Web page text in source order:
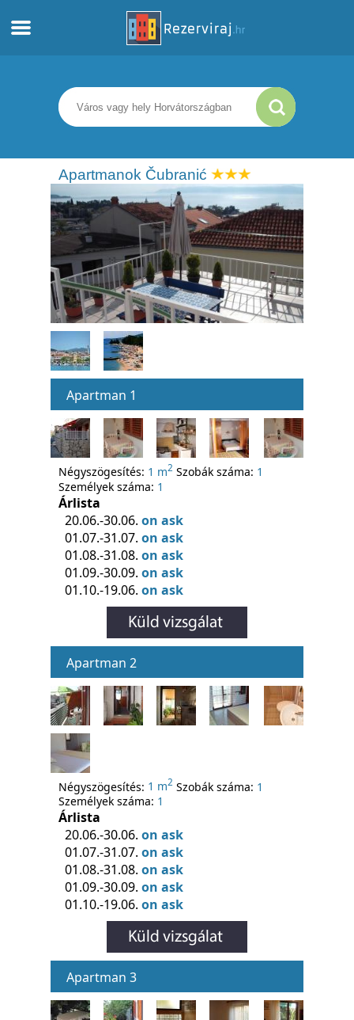
Apartmanok
Turista információ
Strandok
webcams
Ismerkedjen meg Horvátországgal
múzeumok
Apartmanok Čubranić
Apartman 1
Négyszögesítés: 1 m2 Szobák száma: 1
Személyek száma: 1
Árlista
20.06.-30.06. on ask
01.07.-31.07. on ask
01.08.-31.08. on ask
01.09.-30.09. on ask
01.10.-19.06. on ask
Apartman 2
Négyszögesítés: 1 m2 Szobák száma: 1
Személyek száma: 1
Árlista
20.06.-30.06. on ask
01.07.-31.07. on ask
01.08.-31.08. on ask
01.09.-30.09. on ask
01.10.-19.06. on ask
Apartman 3